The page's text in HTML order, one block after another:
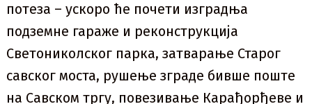
потеза – ускоро ће почети изградња
подземне гараже и реконструкција
Светониколског парка, затварање Старог
савског моста, рушење зграде бивше поште
на Савском тргу, повезивање Карађорђеве и